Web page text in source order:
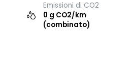
Emissioni di CO2
0 g CO2/km
(combinato)